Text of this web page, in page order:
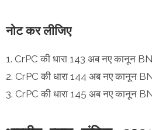
नोट कर लीजिए
1. CrPC की धारा 143 अब नए कानून
2. CrPC की धारा 144 अब नए कानून
3. CrPC की धारा 145 अब नए कानून